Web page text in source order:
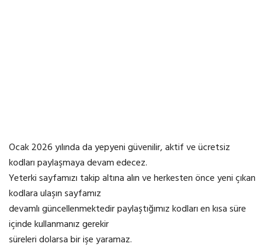
Ocak 2026 yılında da yepyeni güvenilir, aktif ve ücretsiz
kodları paylaşmaya devam edecez.
Yeterki sayfamızı takip altına alın ve herkesten önce yeni çıkan
kodlara ulaşın sayfamız
devamlı güncellenmektedir paylaştığımız kodları en kısa süre
içinde kullanmanız gerekir
süreleri dolarsa bir işe yaramaz.